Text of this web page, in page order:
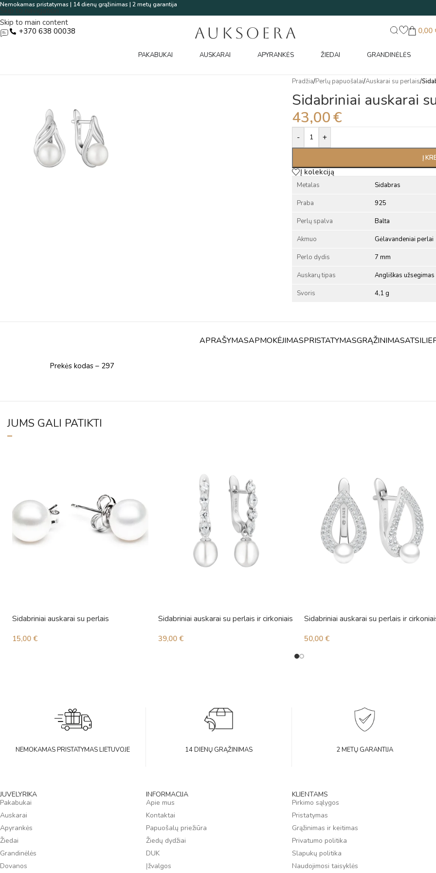
Skip to navigation
Skip to main content
Nemokamas pristatymas | 14 dienų grąžinimas | 2 metų garantija
+370 638 00038 AUKSOERA 0,00
PAKABUKAI AUSKARAI APYRANKĖS ŽIEDAI GRANDINĖLĖS
Pradžia/Perlų papuošalai/Auskarai su perlais/
Sidabriniai auskarai
43,00€
- +
Į
Alternative:
Į kolekciją
Metalas Sidabras
Praba 925
Perlų spalva Balta
Akmuo Gėlavandeniai perlai
Perlo dydis 7 mm
Auskarų tipas Angliškas užsegimas
Svoris 4,1 g
APRAŠYMASAPMOKĖJIMASPRISTATYMASGRĄŽINIMAS
Prekės kodas – 297
JUMS GALI PATIKTI
Sidabriniai auskarai su perlais
15,00 €
Sidabriniai auskarai su perlais ir cirkoniais
39,00 €
Sidabriniai auskarai su perlais ir
50,00 €
NEMOKAMAS PRISTATYMAS LIETUVOJE 14 DIENŲ GRĄŽINIMAS 2 METŲ GARANTIJA
JUVELYRIKA
Pakabukai
Auskarai
Apyrankės
Žiedai
Grandinėlės
Dovanos
INFORMACIJA
Apie mus
Kontaktai
Papuošalų priežiūra
Žiedų dydžiai
DUK
Įžvalgos
KLIENTAMS
Pirkimo sąlygos
Pristatymas
Grąžinimas ir keitimas
Privatumo politika
Slapukų politika
Naudojimosi taisyklės